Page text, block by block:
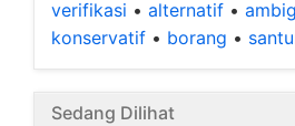
verifikasi • alternatif •
konservatif • borang •
Sedang Dilihat